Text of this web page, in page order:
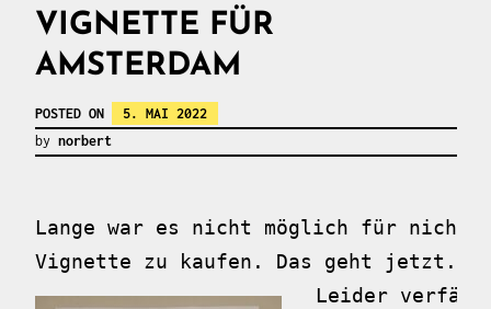
VIGNETTE FÜR
AMSTERDAM
POSTED ON
5. MAI 2022
by norbert
Lange war es nicht möglich für nicht-
Vignette zu kaufen. Das geht jetzt.
Leider verfällt